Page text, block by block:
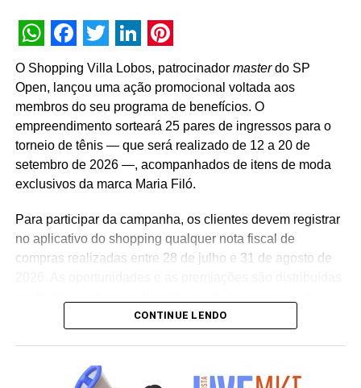
reveladas no momento do cadastro do produto, além da
distribuição de R$ 10 mil toda semana e o sorteio final de
fosse muito mais do que um incentivo de compra. Ela
precisava reforçar os atributos da marca, gerar conversa e
manter o Café Evolutto presente na rotina das pessoas. A
combinação entre mecânica simples, premiações
atrativas, comunicação integrada e a chegada do Edu
Guedes nos permite manter a marca presente na rotina
do consumidor durante todo o período da campanha”,
Cooxupé.
WhatsApp
Facebook
Twitter
LinkedIn
Pinterest
O Shopping Villa Lobos, patrocinador masterdo SP
Open, lançou uma ação promocional voltada aos
membros do seu programa de benefícios. O
empreendimento sorteará 25 pares de ingressos para o
torneio de tênis — que será realizado de 12 a 20 de
setembro de 2026 —, acompanhados de itens de moda
exclusivos da marca Maria Filó.
Para participar da campanha, os clientes devem registrar
no aplicativo do shopping qualquer nota fiscal de
compras realizadas entre 28 de julho e 31 de agosto de
de setembro de 2026. Após a divulgação do resultado
CONTINUE LENDO